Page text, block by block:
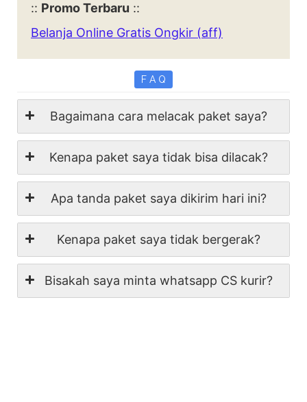
:: Promo Terbaru ::
Belanja Online Gratis Ongkir (aff)
F A Q
Bagaimana cara melacak paket saya?
Kenapa paket saya tidak bisa dilacak?
Apa tanda paket saya dikirim hari ini?
Kenapa paket saya tidak bergerak?
Bisakah saya minta whatsapp CS kurir?